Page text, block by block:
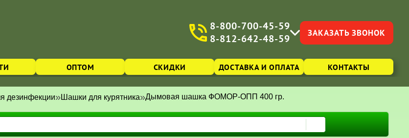
8-800-700-45-59
8-812-642-48-59
ЗАКАЗАТЬ ЗВОНОК
ОПТОМ СКИДКИ ДОСТАВКА И ОПЛАТА КОНТАКТЫ
дезинфекции»Шашки для курятника»Дымовая шашка ФОМОР-ОПП 400 гр.